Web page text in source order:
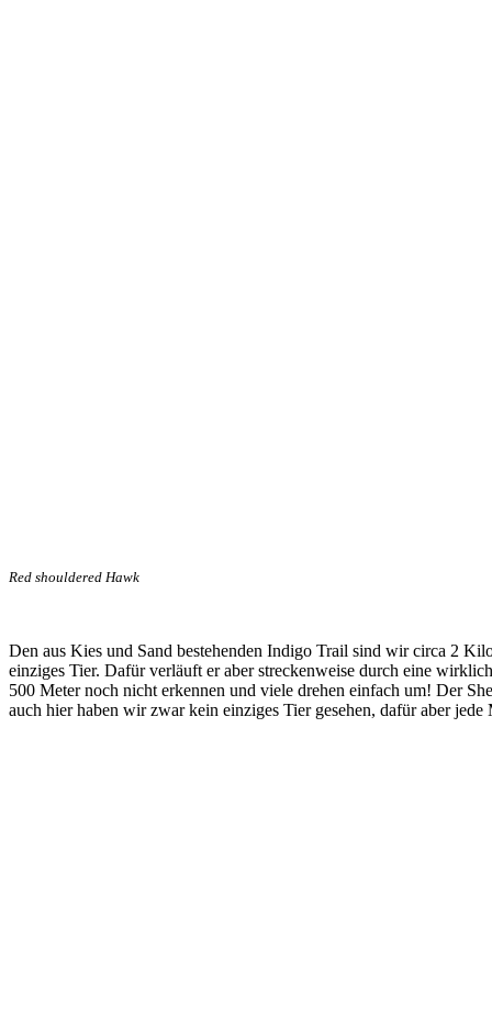
Red shouldered Hawk
Den aus Kies und Sand bestehenden Indigo Trail sind wir circa 2
einziges Tier. Dafür verläuft er aber streckenweise durch eine
500 Meter noch nicht erkennen und viele drehen einfach um! Der
auch hier haben wir zwar kein einziges Tier gesehen, dafür aber